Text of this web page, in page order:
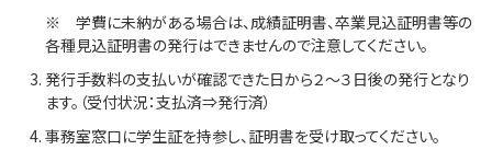
※ 学費に未納がある場合は、成績証明書、卒業見込証明書等の
各種見込証明書の発行はできませんので注意してください。
発行手数料の支払いが確認できた日から２～３日後の発行となり
ます。（受付状況：支払済⇒発行済）
事務室窓口に学生証を持参し、証明書を受け取ってください。